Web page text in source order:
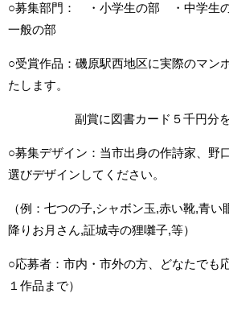
○募集部門： ・小学生の部 ・中学生
一般の部
○受賞作品：磯原駅西地区に実際のマン
たします。
副賞に図書カード５千円分を贈
○募集デザイン：当市出身の作詩家、野
選びデザインしてください。
（例：七つの子,シャボン玉,赤い靴,青
降りお月さん,証城寺の狸囃子,等）
○応募者：市内・市外の方、どなたでも
１作品まで）